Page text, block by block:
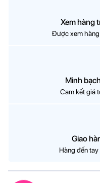
Xem hàng
Được xem
Minh
Cam kết giá
Giao
Hàng đến